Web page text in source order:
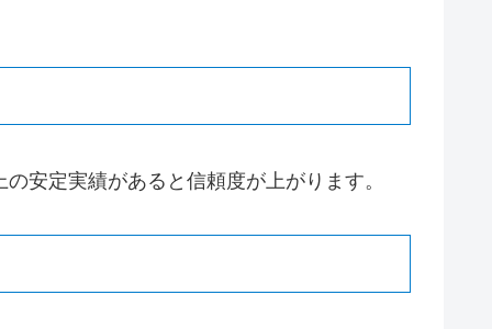
安定実績があると信頼度が上がります。